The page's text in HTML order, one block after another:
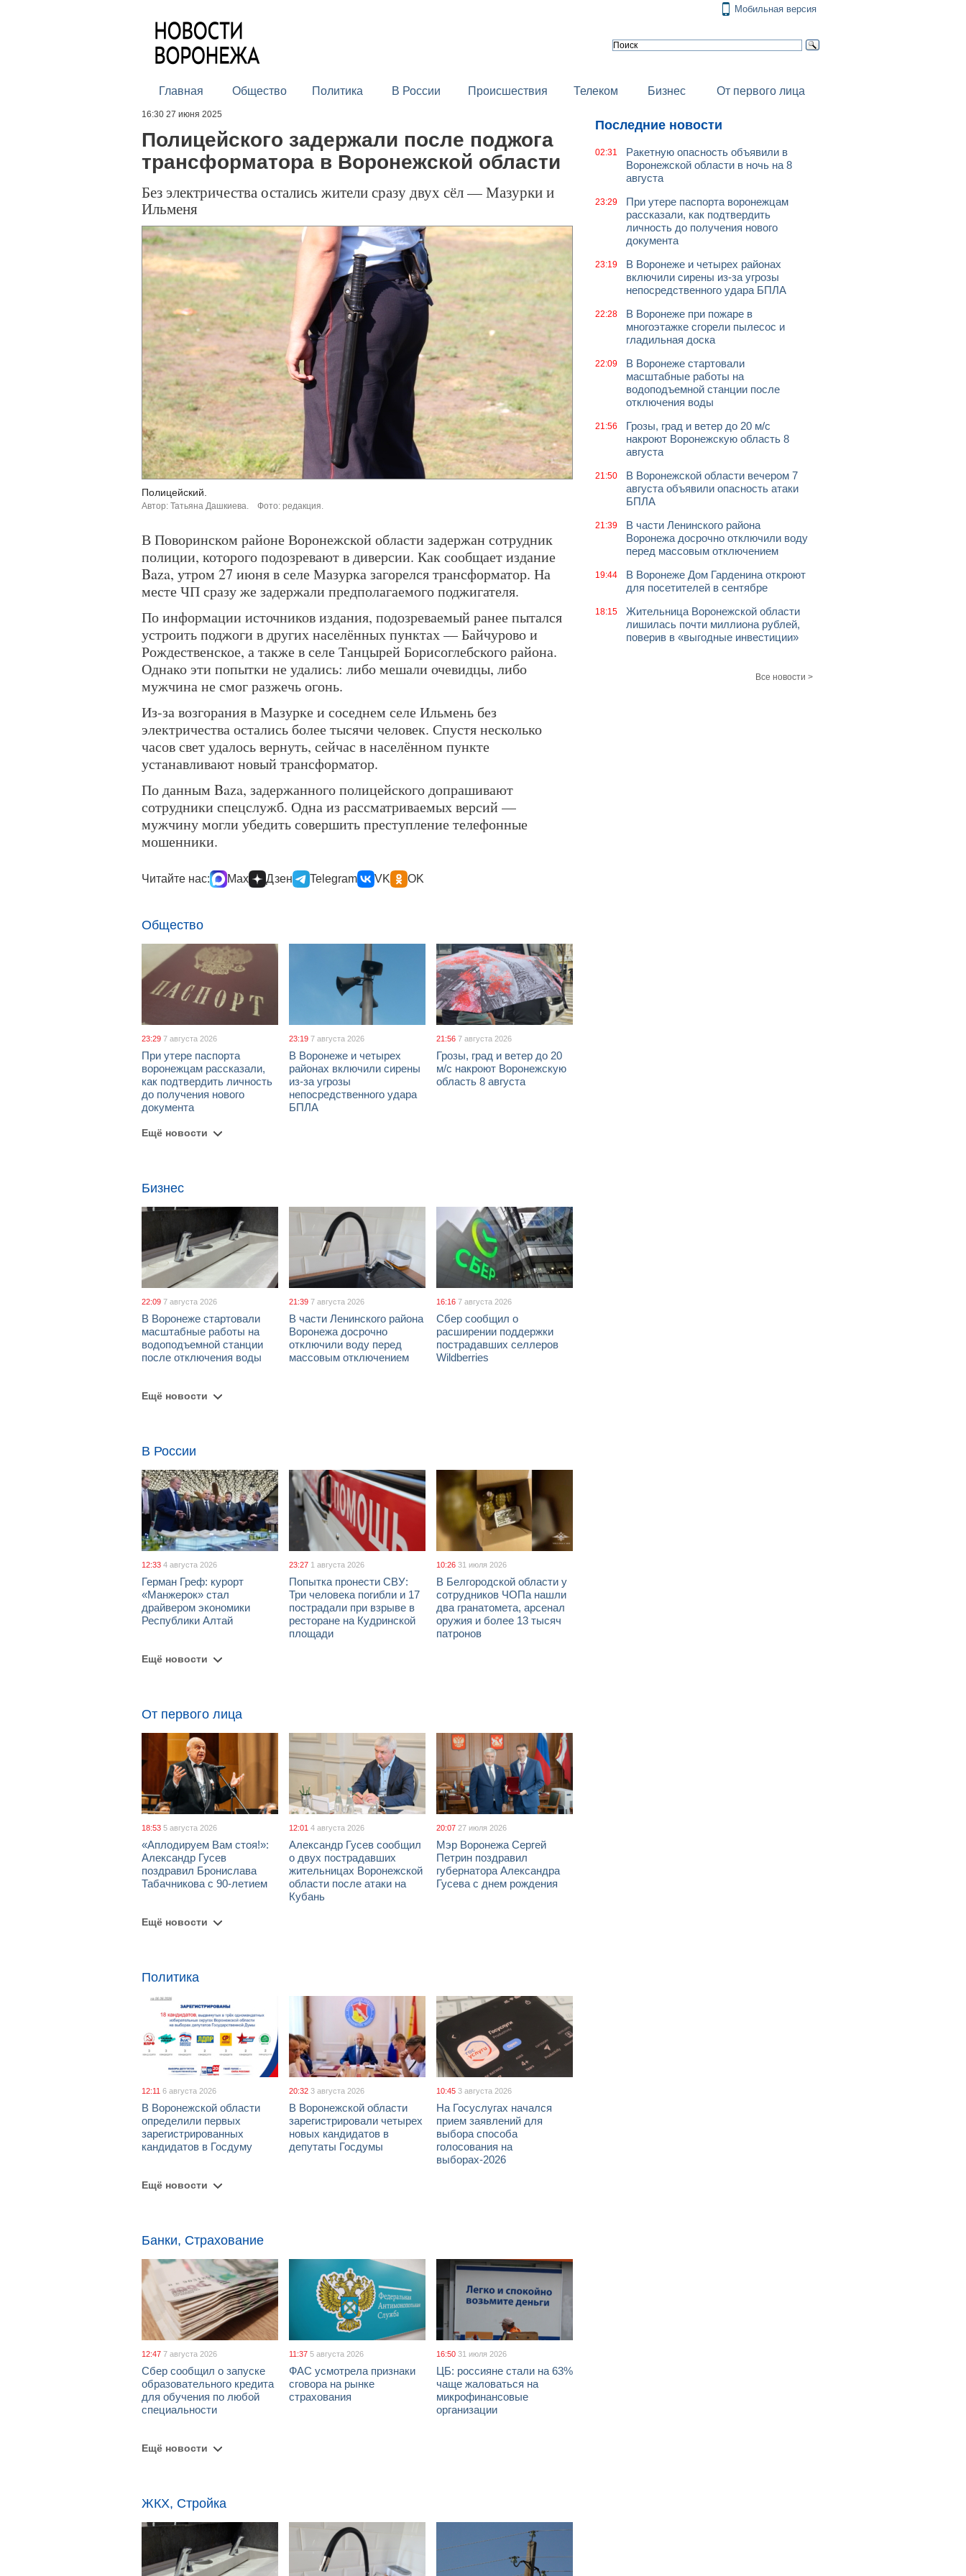
Мобильная версия
Главная Общество Политика В России Происшествия Телеком Бизнес От первого лица
16:30 27 июня 2025
Полицейского задержали после поджога
трансформатора в Воронежской области
Без электричества остались жители сразу двух сёл — Мазурки и
Ильменя
Полицейский.
Автор: Татьяна Дашкиева. Фото: редакция.
В Поворинском районе Воронежской области задержан сотрудник
полиции, которого подозревают в диверсии. Как сообщает издание
Baza, утром 27 июня в селе Мазурка загорелся трансформатор. На
месте ЧП сразу же задержали предполагаемого поджигателя.
По информации источников издания, подозреваемый ранее пытался
устроить поджоги в других населённых пунктах — Байчурово и
Рождественское, а также в селе Танцырей Борисоглебского района.
Однако эти попытки не удались: либо мешали очевидцы, либо
мужчина не смог разжечь огонь.
Из-за возгорания в Мазурке и соседнем селе Ильмень без
электричества остались более тысячи человек. Спустя несколько
часов свет удалось вернуть, сейчас в населённом пункте
устанавливают новый трансформатор.
По данным Baza, задержанного полицейского допрашивают
сотрудники спецслужб. Одна из рассматриваемых версий —
мужчину могли убедить совершить преступление телефонные
мошенники.
Читайте нас: Max Дзен Telegram VK OK
Общество
23:29 7 августа 2026
При утере паспорта
воронежцам рассказали,
как подтвердить личность
до получения нового
документа
23:19 7 августа 2026
В Воронеже и четырех
районах включили сирены
из-за угрозы
непосредственного удара
БПЛА
21:56 7 августа 2026
Грозы, град и ветер до 20
м/с накроют Воронежскую
область 8 августа
Ещё новости
Бизнес
22:09 7 августа 2026
В Воронеже стартовали
масштабные работы на
водоподъемной станции
после отключения воды
21:39 7 августа 2026
В части Ленинского района
Воронежа досрочно
отключили воду перед
массовым отключением
16:16 7 августа 2026
Сбер сообщил о
расширении поддержки
пострадавших селлеров
Wildberries
Ещё новости
В России
12:33 4 августа 2026
Герман Греф: курорт
«Манжерок» стал
драйвером экономики
Республики Алтай
23:27 1 августа 2026
Попытка пронести СВУ:
Три человека погибли и 17
пострадали при взрыве в
ресторане на Кудринской
площади
10:26 31 июля 2026
В Белгородской области у
сотрудников ЧОПа нашли
два гранатомета, арсенал
оружия и более 13 тысяч
патронов
Ещё новости
От первого лица
18:53 5 августа 2026
«Аплодируем Вам стоя!»:
Александр Гусев
поздравил Бронислава
Табачникова с 90-летием
12:01 4 августа 2026
Александр Гусев сообщил
о двух пострадавших
жительницах Воронежской
области после атаки на
Кубань
20:07 27 июля 2026
Мэр Воронежа Сергей
Петрин поздравил
губернатора Александра
Гусева с днем рождения
Ещё новости
Политика
12:11 6 августа 2026
В Воронежской области
определили первых
зарегистрированных
кандидатов в Госдуму
20:32 3 августа 2026
В Воронежской области
зарегистрировали четырех
новых кандидатов в
депутаты Госдумы
10:45 3 августа 2026
На Госуслугах начался
прием заявлений для
выбора способа
голосования на
выборах-2026
Ещё новости
Банки, Страхование
12:47 7 августа 2026
Сбер сообщил о запуске
образовательного кредита
для обучения по любой
специальности
11:37 5 августа 2026
ФАС усмотрела признаки
сговора на рынке
страхования
16:50 31 июля 2026
ЦБ: россияне стали на 63%
чаще жаловаться на
микрофинансовые
организации
Ещё новости
ЖКХ, Стройка
Последние новости
02:31
Ракетную опасность объявили в
Воронежской области в ночь на 8
августа
23:29
При утере паспорта воронежцам
рассказали, как подтвердить
личность до получения нового
документа
23:19
В Воронеже и четырех районах
включили сирены из-за угрозы
непосредственного удара БПЛА
22:28
В Воронеже при пожаре в
многоэтажке сгорели пылесос и
гладильная доска
22:09
В Воронеже стартовали
масштабные работы на
водоподъемной станции после
отключения воды
21:56
Грозы, град и ветер до 20 м/с
накроют Воронежскую область 8
августа
21:50
В Воронежской области вечером 7
августа объявили опасность атаки
БПЛА
21:39
В части Ленинского района
Воронежа досрочно отключили воду
перед массовым отключением
19:44
В Воронеже Дом Гарденина откроют
для посетителей в сентябре
18:15
Жительница Воронежской области
лишилась почти миллиона рублей,
поверив в «выгодные инвестиции»
Все новости >